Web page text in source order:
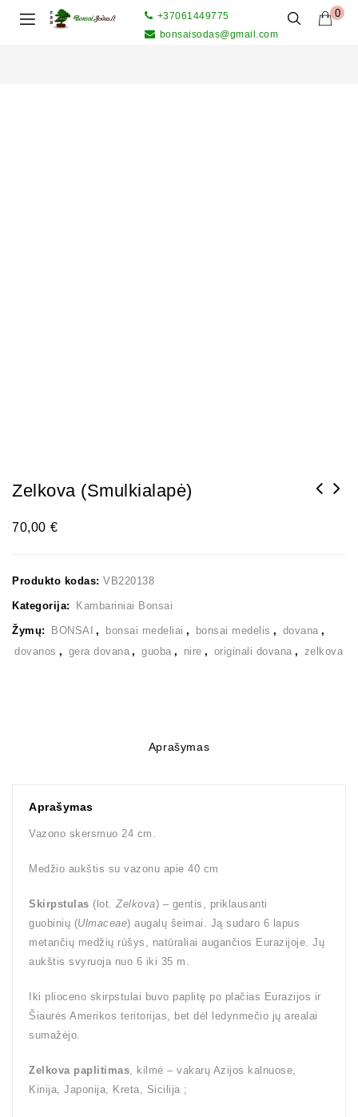
0
+37061449775
bonsaisodas@gmail.com
Zelkova (smulkialapė)
70,00 €
Produkto kodas: VB220138
Kategorija: Kambariniai Bonsai
Žymų: BONSAI , bonsai medeliai , bonsai medelis , dovana ,
dovanos , gera dovana , guoba , nire , originali dovana , zelkova
Aprašymas
Aprašymas
Vazono skersmuo 24 cm.
Medžio aukštis su vazonu apie 40 cm
Skirpstulas (lot. Zelkova) – gentis, priklausanti
guobinių (Ulmaceae) augalų šeimai. Ją sudaro 6 lapus
metančių medžių rūšys, natūraliai augančios Eurazijoje. Jų
aukštis svyruoja nuo 6 iki 35 m.
Iki plioceno skirpstulai buvo paplitę po plačias Eurazijos ir
Šiaurės Amerikos teritorijas, bet dėl ledynmečio jų arealai
sumažėjo.
Zelkova paplitimas, kilmė – vakarų Azijos kalnuose,
Kinija, Japonija, Kreta, Sicilija ;